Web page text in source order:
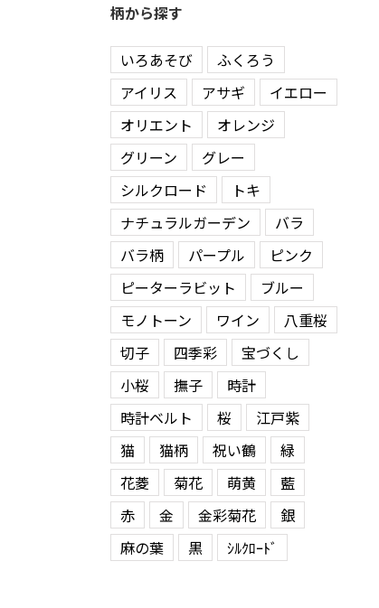
柄から探す
いろあそび
ふくろう
アイリス
アサギ
イエロー
オリエント
オレンジ
グリーン
グレー
シルクロード
トキ
ナチュラルガーデン
バラ
バラ柄
パープル
ピンク
ピーターラビット
ブルー
モノトーン
ワイン
八重桜
切子
四季彩
宝づくし
小桜
撫子
時計
時計ベルト
桜
江戸紫
猫
猫柄 祝い鶴
緑
花菱
菊花 萌黄
藍
赤
金 金彩菊花
銀
麻の葉
黒 ｼﾙｸﾛｰﾄﾞ